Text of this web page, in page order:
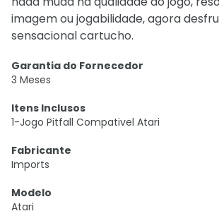
imagem ou jogabilidade, agora
sensacional cartucho.
Garantia do Fornecedor
3 Meses
Itens Inclusos
1-Jogo Pitfall Compativel Atari
Fabricante
Imports
Modelo
Atari